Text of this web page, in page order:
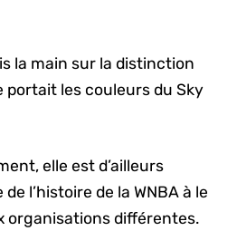
la main sur la distinction
portait les couleurs du Sky
elle est d’ailleurs
l’histoire de la WNBA à le
organisations différentes.